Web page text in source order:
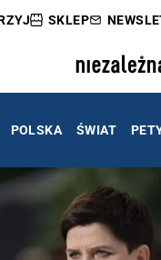
SKLEP
POLSKA ŚWIAT